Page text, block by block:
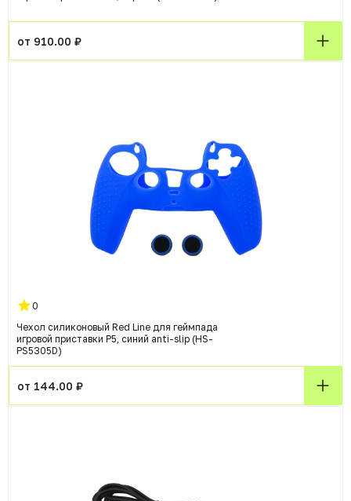
от 910.00 ₽
0
Чехол силиконовый Red Line для геймпада
игровой приставки P5, синий anti-slip (HS-
PS5305D)
от 144.00 ₽